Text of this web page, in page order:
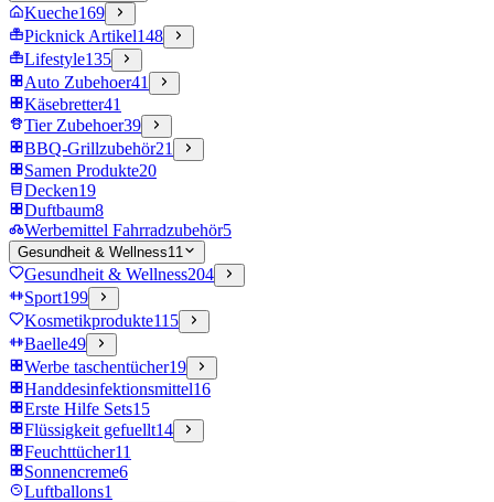
Kueche169
Picknick Artikel148
Lifestyle135
Auto Zubehoer41
Käsebretter41
Tier Zubehoer39
BBQ-Grillzubehör21
Samen Produkte20
Decken19
Duftbaum8
Werbemittel Fahrradzubehör5
Gesundheit & Wellness11
Gesundheit & Wellness204
Sport199
Kosmetikprodukte115
Baelle49
Werbe taschentücher19
Handdesinfektionsmittel16
Erste Hilfe Sets15
Flüssigkeit gefuellt14
Feuchttücher11
Sonnencreme6
Luftballons1